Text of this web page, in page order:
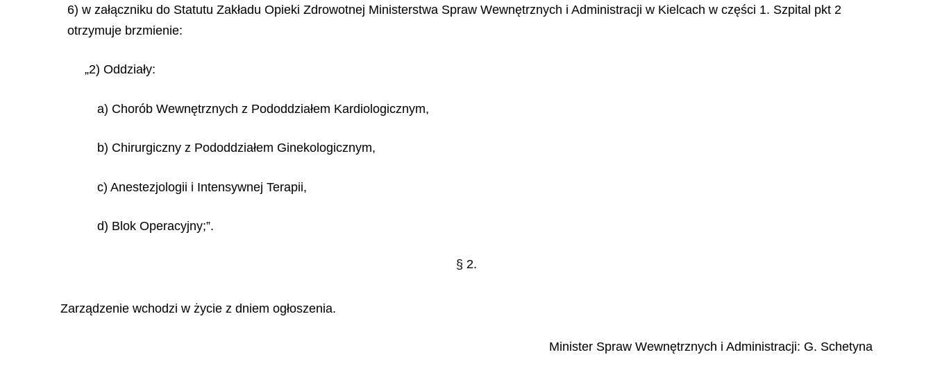
6) w załączniku do Statutu Zakładu Opieki Zdrowotnej Ministerstwa Spraw Wewnętrznych i Administracji w Kielcach w części 1. Szpital pkt 2
otrzymuje brzmienie:
„2) Oddziały:
a) Chorób Wewnętrznych z Pododdziałem Kardiologicznym,
b) Chirurgiczny z Pododdziałem Ginekologicznym,
c) Anestezjologii i Intensywnej Terapii,
d) Blok Operacyjny;”.
§ 2.
Zarządzenie wchodzi w życie z dniem ogłoszenia.
Minister Spraw Wewnętrznych i Administracji: G. Schetyna